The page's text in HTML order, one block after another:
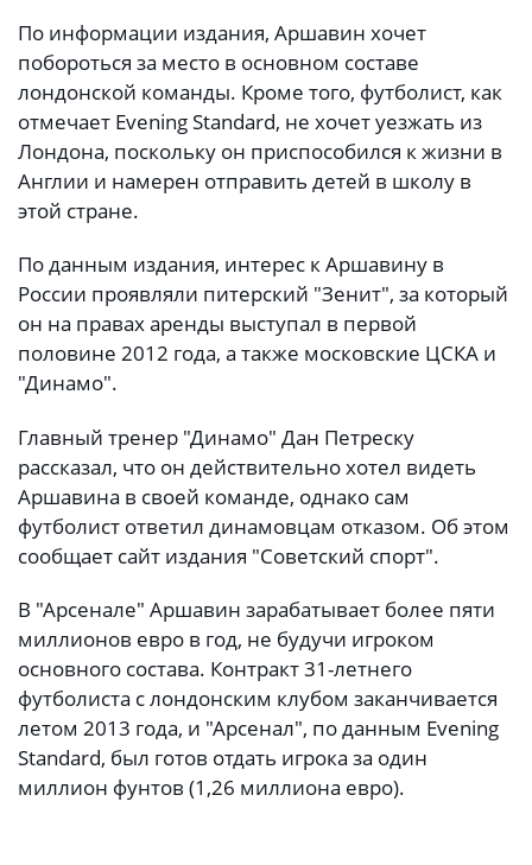
По информации издания, Аршавин хочет
побороться за место в основном составе
лондонской команды. Кроме того, футболист, как
отмечает Evening Standard, не хочет уезжать из
Лондона, поскольку он приспособился к жизни в
Англии и намерен отправить детей в школу в
этой стране.
По данным издания, интерес к Аршавину в
России проявляли питерский "Зенит", за который
он на правах аренды выступал в первой
половине 2012 года, а также московские ЦСКА и
"Динамо".
Главный тренер "Динамо" Дан Петреску
рассказал, что он действительно хотел видеть
Аршавина в своей команде, однако сам
футболист ответил динамовцам отказом. Об этом
сообщает сайт издания "Советский спорт".
В "Арсенале" Аршавин зарабатывает более пяти
миллионов евро в год, не будучи игроком
основного состава. Контракт 31-летнего
футболиста с лондонским клубом заканчивается
летом 2013 года, и "Арсенал", по данным Evening
Standard, был готов отдать игрока за один
миллион фунтов (1,26 миллиона евро).